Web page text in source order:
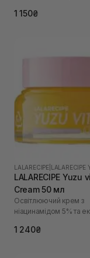
1 150₴
LALARECIPE LALARECIPE
LALARECIPE Yuzu
Cream 50 мл
Освітлюючий крем з
ніацинамідом 5% та
1 240₴